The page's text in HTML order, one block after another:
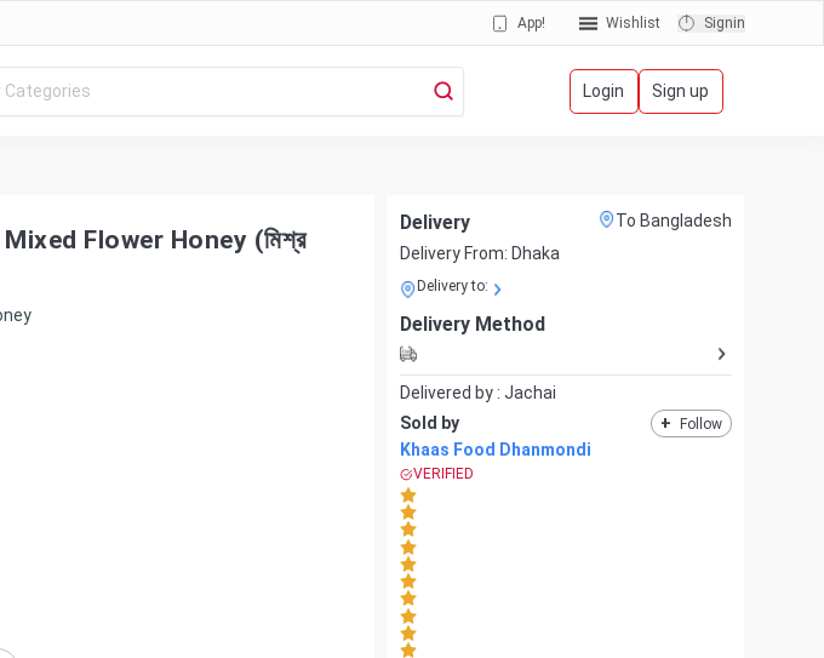
App! Wishlist Signin
Login Sign up
Flower Honey (মিশ্র
Delivery
To Bangladesh
Delivery From: Dhaka
Delivery to:
Delivery Method
Delivered by : Jachai
Sold by
+ Follow
Khaas Food Dhanmondi
VERIFIED